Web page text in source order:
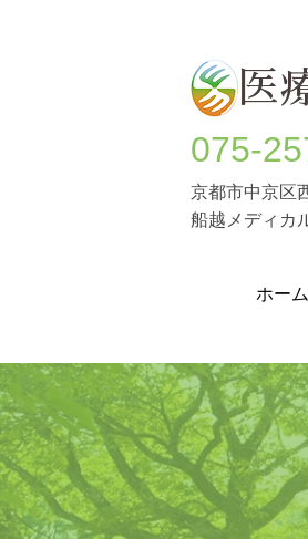
医
075-
京都市中京区
船越メディカ
ホーム
躁うつ病
大人の発達障害(ASD・ADHD)
パニック障害
PTSD